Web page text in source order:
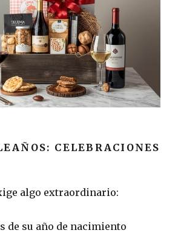
CELEBRACIONES
algo extraordinario:
de su año de nacimiento